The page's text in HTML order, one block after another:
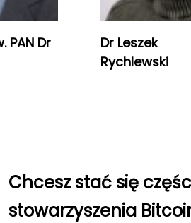
PAN Dr
Dr Leszek
Rychlewski
Chcesz stać się
stowarzyszenia